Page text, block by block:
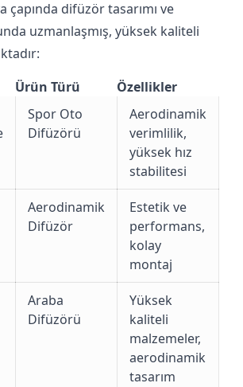
çapında difüzör tasarımı ve
uzmanlaşmış, yüksek kaliteli
Ürün Türü
Özellikler
Spor Oto
Difüzörü
Aerodinamik
verimlilik,
yüksek hız
stabilitesi
Aerodinamik
Difüzör
Estetik ve
performans,
kolay
montaj
Araba
Difüzörü
Yüksek
kaliteli
malzemeler,
aerodinamik
tasarım